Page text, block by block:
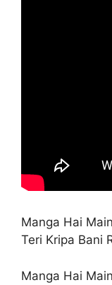
Manga Hai
Teri Kripa Bani
Manga Hai